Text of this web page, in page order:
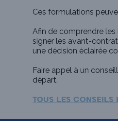
Ces formulations
Afin de comprendre
signer les avant-
une décision éclairée
Faire appel à un
départ.
TOUS LES CONSEILS